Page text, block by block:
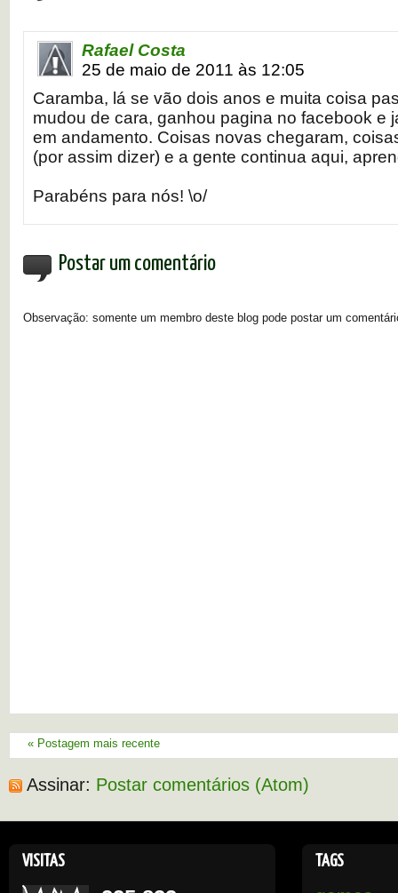
Rafael Costa
25 de maio de 2011 às 12:05
Caramba, lá se vão dois anos e muita coisa
mudou de cara, ganhou pagina no facebook e
em andamento. Coisas novas chegaram,
(por assim dizer) e a gente continua aqui,
Parabéns para nós! \o/
Postar um comentário
Observação: somente um membro deste blog pode postar um
« Postagem mais recente
Assinar: Postar comentários (Atom)
VISITAS TAGS